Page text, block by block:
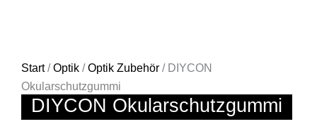
Start/Optik /Optik Zubehör / DIYCON
Okularschutzgummi
DIYCON Okularschutzgummi